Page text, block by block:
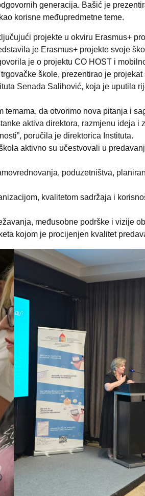
generacija. Bašić je
korisne međupredmetne teme.
projekte u okviru Erasmus+
je Erasmus+ projekte svoje
je o projektu CO HOST i
škole, prezentirao je
Senada Salihović, koja je uputila
da otvorimo nova pitanja i
aktiva direktora, razmjenu
poručila je direktorica Instituta.
aktivno su učestvovali u
poduzetništva,
kvalitetom sadržaja i
međusobne podrške i vizije
kojom je procijenjen kvalitet